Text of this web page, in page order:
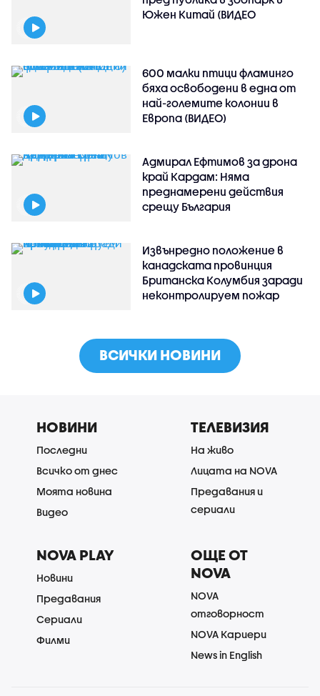
Южен Китай (ВИДЕО
600 малки птици фламинго
бяха освободени в една от
най-големите колонии в
Европа (ВИДЕО)
Адмирал Ефтимов за дрона
край Кардам: Няма
преднамерени действия
срещу България
Извънредно положение в
канадската провинция
Британска Колумбия заради
неконтролируем пожар
ВСИЧКИ НОВИНИ
НОВИНИ
Последни
Всичко от днес
Моята новина
Видео
ТЕЛЕВИЗИЯ
На живо
Лицата на NOVA
Предавания и
сериали
NOVA PLAY
Новини
Предавания
Сериали
Филми
ОЩЕ ОТ
NOVA
NOVA
отговорност
NOVA Кариери
News in English